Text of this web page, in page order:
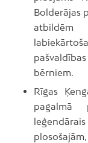
Bolderājas
bērniem.
Rīgas
pagalmā